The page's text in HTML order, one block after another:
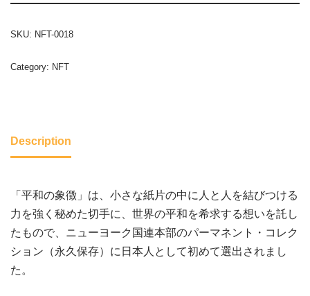
SKU: NFT-0018
Category: NFT
Description
「平和の象徴」は、小さな紙片の中に人と人を結びつける
力を強く秘めた切手に、世界の平和を希求する想いを託し
たもので、ニューヨーク国連本部のパーマネント・コレク
ション（永久保存）に日本人として初めて選出されまし
た。